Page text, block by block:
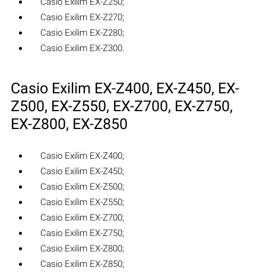
Casio Exilim EX-Z270;
Casio Exilim EX-Z280;
Casio Exilim EX-Z300.
Casio Exilim EX-Z400, EX-Z450, EX-
Z500, EX-Z550, EX-Z700, EX-Z750,
EX-Z800, EX-Z850
Casio Exilim EX-Z400;
Casio Exilim EX-Z450;
Casio Exilim EX-Z500;
Casio Exilim EX-Z550;
Casio Exilim EX-Z700;
Casio Exilim EX-Z750;
Casio Exilim EX-Z800;
Casio Exilim EX-Z850;